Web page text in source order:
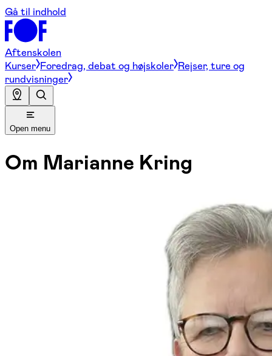
Gå til indhold
Aftenskolen
Kurser Foredrag, debat og højskoler Rejser, ture og
rundvisninger
Open menu
Om Marianne Kring